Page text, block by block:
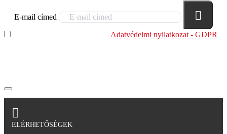
E-mail címed
Adatvédelmi nyilatkozat - GDPR
ELÉRHETŐSÉGEK